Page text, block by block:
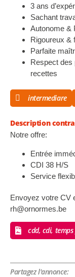
3 ans
Sachant
Autonome &
Rigoureux &
Parfaite
Respect des
recettes
intermediare
Description
Notre offre:
Entrée
CDI 38 H/S
Service
Envoyez votre CV
rh@ornormes.be
cdd, cdi,
Partagez l'annonce: